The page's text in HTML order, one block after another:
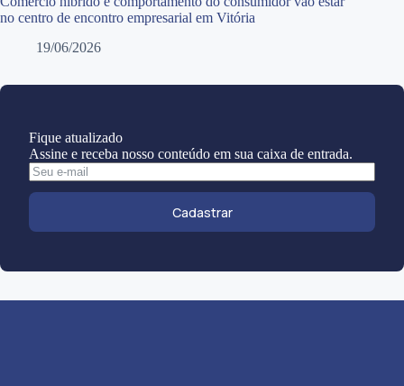
no centro de encontro empresarial em Vitória
19/06/2026
Fique atualizado
Assine e receba nosso conteúdo em sua caixa de entrada.
Cadastrar